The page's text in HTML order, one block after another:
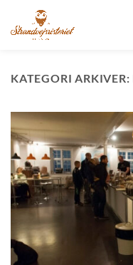
KATEGORI ARKIVER: